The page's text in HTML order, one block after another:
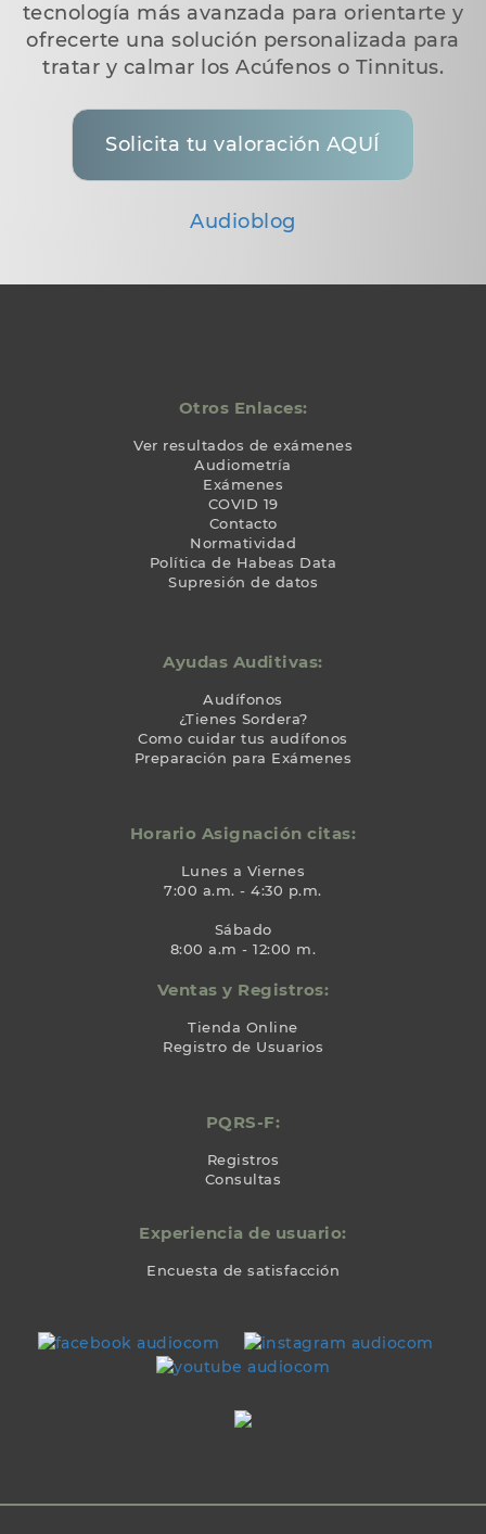
tecnología más avanzada para orientarte y
ofrecerte una solución personalizada para
tratar y calmar los Acúfenos o Tinnitus.
Solicita tu valoración AQUÍ
Audioblog
Otros Enlaces:
Ver resultados de exámenes
Audiometría
Exámenes
COVID 19
Contacto
Normatividad
Política de Habeas Data
Supresión de datos
Ayudas Auditivas:
Audífonos
¿Tienes Sordera?
Como cuidar tus audífonos
Preparación para Exámenes
Horario Asignación citas:
Lunes a Viernes
7:00 a.m. - 4:30 p.m.
Sábado
8:00 a.m - 12:00 m.
Ventas y Registros:
Tienda Online
Registro de Usuarios
PQRS-F:
Registros
Consultas
Experiencia de usuario:
Encuesta de satisfacción